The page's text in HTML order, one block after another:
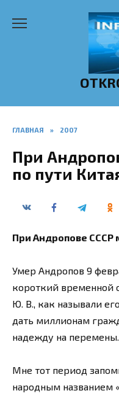
ГЛАВНАЯ » 2007
При
по пути
При Андропове СССР
Умер Андропов 9
короткий временной
Ю. В., как называли
дать миллионам
надежду на перемены…
Мне тот период
народным названием